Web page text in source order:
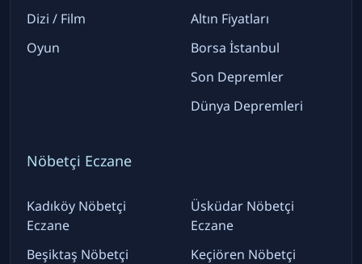
Dizi / Film
Oyun
Altın Fiyatları
Borsa İstanbul
Son Depremler
Dünya Depremleri
Nöbetçi Eczane
Kadıköy Nöbetçi
Eczane
Beşiktaş Nöbetçi
Üsküdar Nöbetçi
Eczane
Keçiören Nöbetçi